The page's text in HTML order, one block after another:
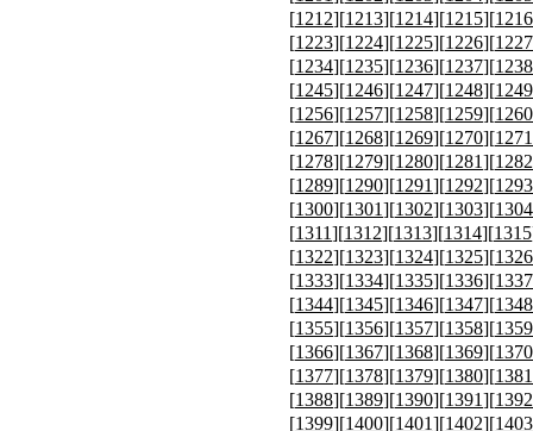
[1212][1213][1214][1215][1216
[1223][1224][1225][1226][1227
[1234][1235][1236][1237][1238
[1245][1246][1247][1248][1249
[1256][1257][1258][1259][1260
[1267][1268][1269][1270][1271
[1278][1279][1280][1281][1282
[1289][1290][1291][1292][1293
[1300][1301][1302][1303][1304
[1311][1312][1313][1314][1315
[1322][1323][1324][1325][1326
[1333][1334][1335][1336][1337
[1344][1345][1346][1347][1348
[1355][1356][1357][1358][1359
[1366][1367][1368][1369][1370
[1377][1378][1379][1380][1381
[1388][1389][1390][1391][1392
[1399][1400][1401][1402][1403